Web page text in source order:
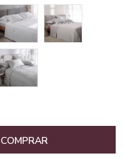
COMPRAR